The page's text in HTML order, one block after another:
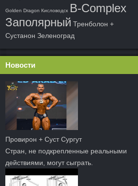
Golden Dragon Кисловодск B-Complex
Заполярный Тренболон +
Сустанон Зеленоград
Новости
Провирон + Суст Сургут
Стран, не подкрепленные реальными
действиями, могут сыграть.